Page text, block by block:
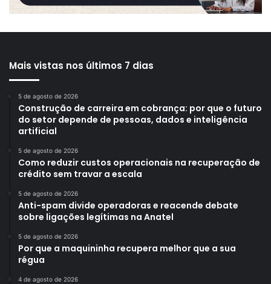
Mais vistas nos últimos 7 dias
5 de agosto de 2026
Construção de carreira em cobrança: por que o futuro
do setor depende de pessoas, dados e inteligência
artificial
5 de agosto de 2026
Como reduzir custos operacionais na recuperação de
crédito sem travar a escala
5 de agosto de 2026
Anti-spam divide operadoras e reacende debate
sobre ligações legítimas na Anatel
5 de agosto de 2026
Por que a maquininha recupera melhor que a sua
régua
4 de agosto de 2026